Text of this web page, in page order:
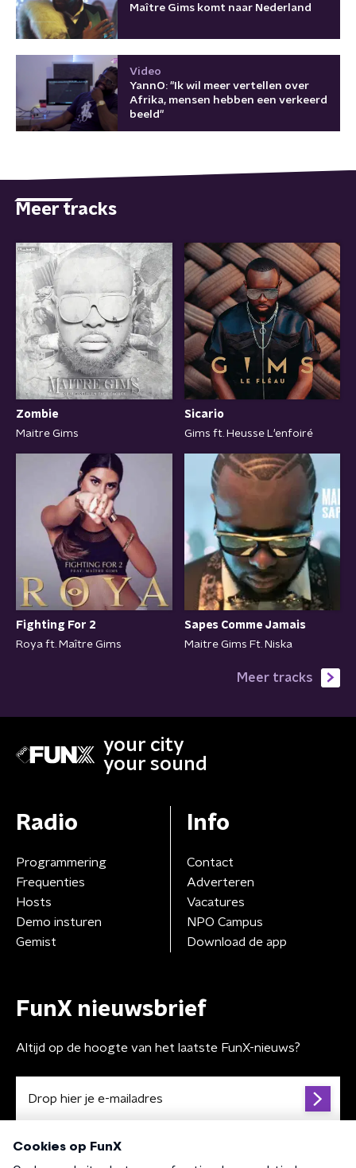
Maître Gims komt naar Nederland
Video
YannO: "Ik wil meer vertellen over
Afrika, mensen hebben een verkeerd
beeld"
Meer tracks
Zombie
Maitre Gims
Sicario
Gims ft. Heusse L'enfoiré
Fighting For 2
Roya ft. Maître Gims
Sapes Comme Jamais
Maitre Gims Ft. Niska
Meer tracks
your city
your sound
Radio
Programmering
Frequenties
Hosts
Demo insturen
Gemist
Info
Contact
Adverteren
Vacatures
NPO Campus
Download de app
FunX nieuwsbrief
Altijd op de hoogte van het laatste FunX-nieuws?